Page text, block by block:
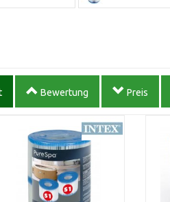
Bewertung Preis